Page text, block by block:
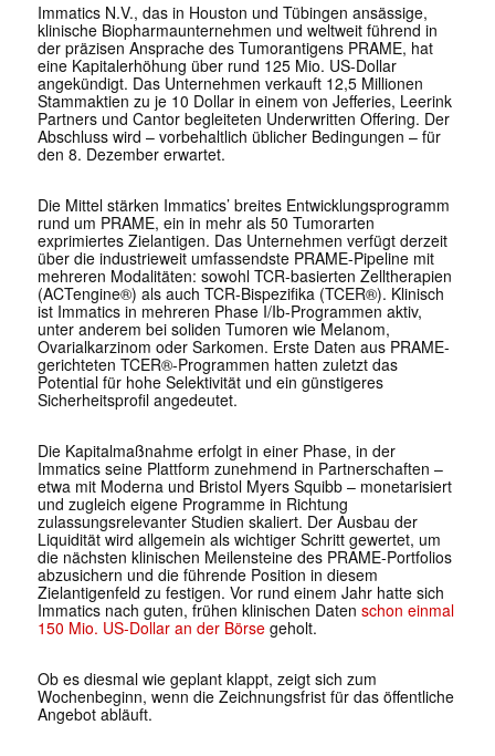
Immatics N.V., das in Houston und Tübingen ansässige,
klinische Biopharmaunternehmen und weltweit führend in
der präzisen Ansprache des Tumorantigens PRAME, hat
eine Kapitalerhöhung über rund 125 Mio. US-Dollar
angekündigt. Das Unternehmen verkauft 12,5 Millionen
Stammaktien zu je 10 Dollar in einem von Jefferies, Leerink
Partners und Cantor begleiteten Underwritten Offering. Der
Abschluss wird – vorbehaltlich üblicher Bedingungen – für
den 8. Dezember erwartet.
Die Mittel stärken Immatics’ breites Entwicklungsprogramm
rund um PRAME, ein in mehr als 50 Tumorarten
exprimiertes Zielantigen. Das Unternehmen verfügt derzeit
über die industrieweit umfassendste PRAME-Pipeline mit
mehreren Modalitäten: sowohl TCR-basierten Zelltherapien
(ACTengine®) als auch TCR-Bispezifika (TCER®). Klinisch
ist Immatics in mehreren Phase I/Ib-Programmen aktiv,
unter anderem bei soliden Tumoren wie Melanom,
Ovarialkarzinom oder Sarkomen. Erste Daten aus PRAME-
gerichteten TCER®-Programmen hatten zuletzt das
Potential für hohe Selektivität und ein günstigeres
Sicherheitsprofil angedeutet.
Die Kapitalmaßnahme erfolgt in einer Phase, in der
Immatics seine Plattform zunehmend in Partnerschaften –
etwa mit Moderna und Bristol Myers Squibb – monetarisiert
und zugleich eigene Programme in Richtung
zulassungsrelevanter Studien skaliert. Der Ausbau der
Liquidität wird allgemein als wichtiger Schritt gewertet, um
die nächsten klinischen Meilensteine des PRAME-Portfolios
abzusichern und die führende Position in diesem
Zielantigenfeld zu festigen. Vor rund einem Jahr hatte sich
Immatics nach guten, frühen klinischen Daten schon einmal
150 Mio. US-Dollar an der Börsegeholt.
Ob es diesmal wie geplant klappt, zeigt sich zum
Wochenbeginn, wenn die Zeichnungsfrist für das öffentliche
Angebot abläuft.